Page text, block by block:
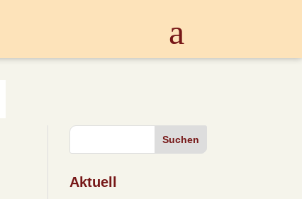
Suchen
Aktuell